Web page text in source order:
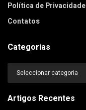
Política de Privacidade
Contatos
Categorias
Categorias
Artigos Recentes